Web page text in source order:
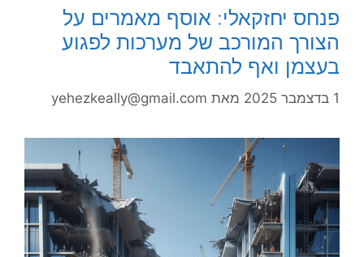
פנחס יחזקאלי: אוסף מאמרים על
הצורך המורכב של מערכות לפגוע
בעצמן ואף להתאבד
1 בדצמבר 2025 מאת yehezkeally@gmail.com